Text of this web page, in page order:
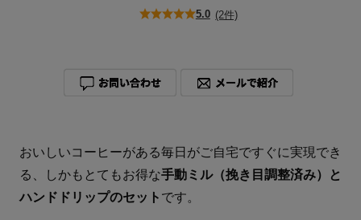
5.0 (2件)
おいしいコーヒーがある毎日がご自宅ですぐに実現でき
る、しかもとてもお得な手動ミル（挽き目調整済み）と
ハンドドリップのセット です。